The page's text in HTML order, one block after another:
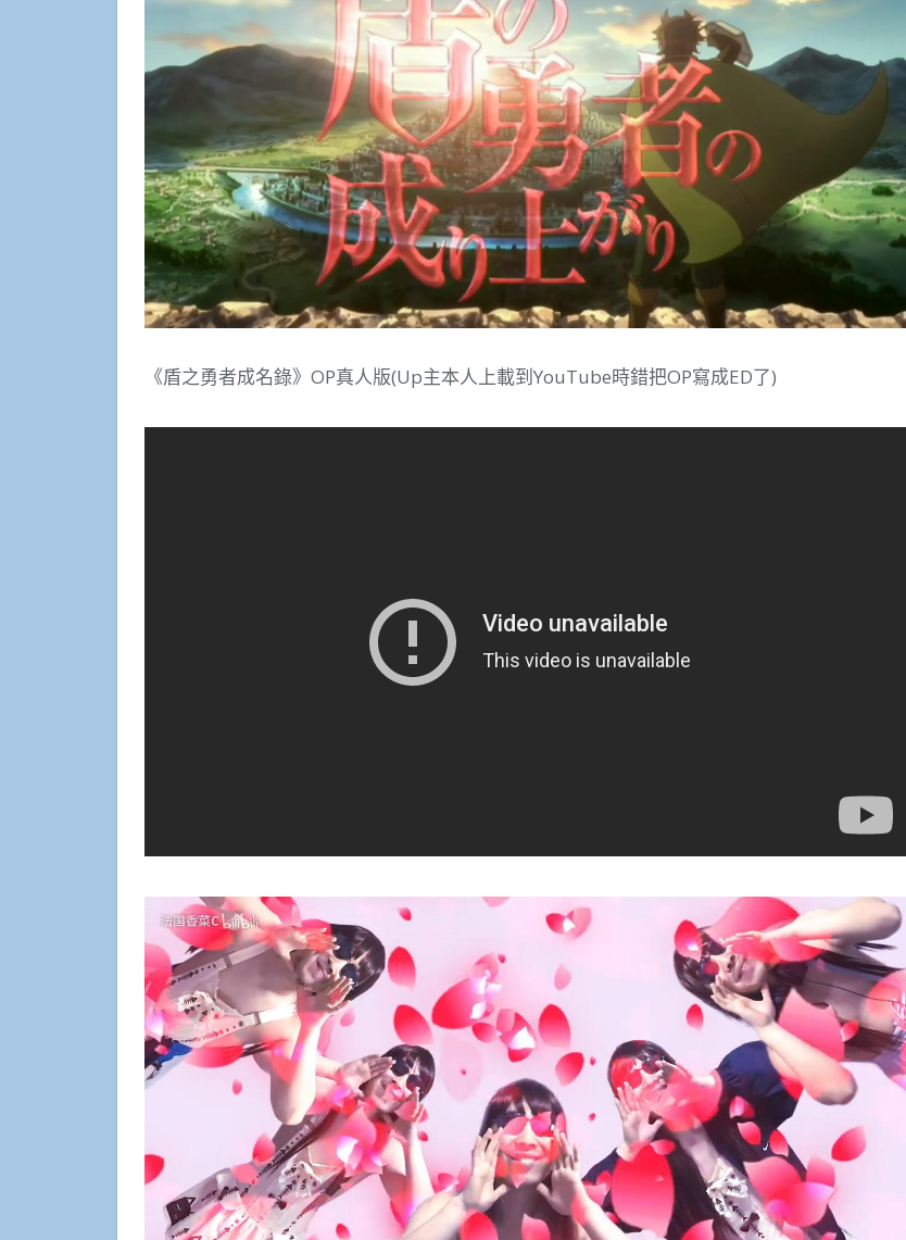
《盾之勇者成名錄》OP真人版(Up主本人上載到YouTube時錯把OP寫成ED了)